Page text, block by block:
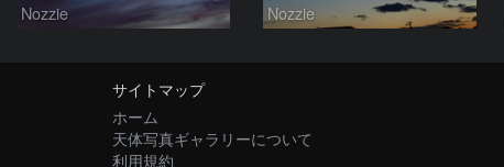
Nozzie Nozzie
サイトマップ
ホーム
天体写真ギャラリーについて
利用規約